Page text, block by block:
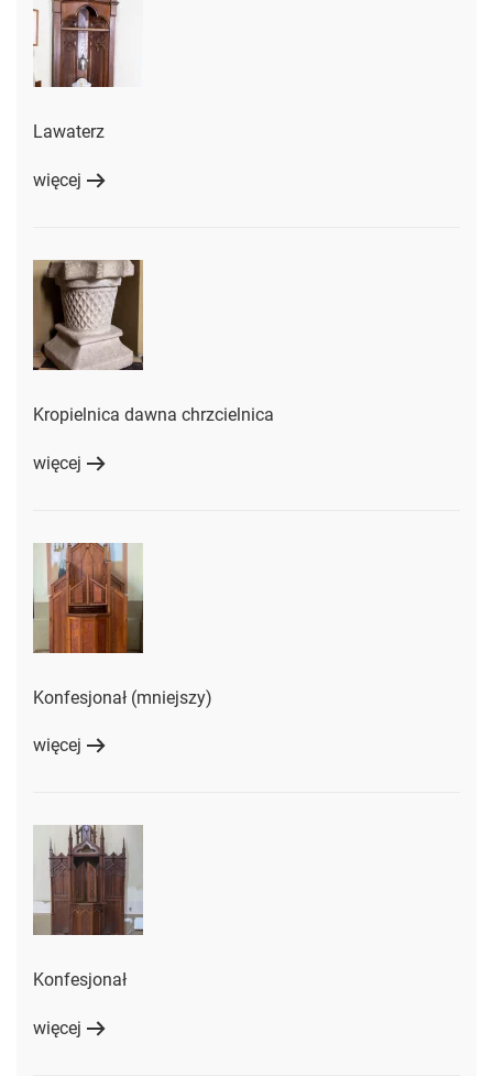
Lawaterz
więcej
Kropielnica dawna chrzcielnica
więcej
Konfesjonał (mniejszy)
więcej
Konfesjonał
więcej